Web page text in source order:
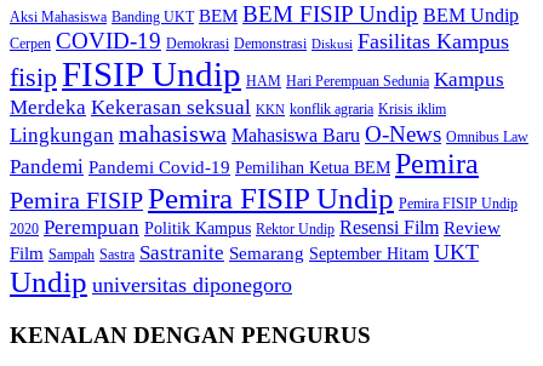
Aksi Mahasiswa Banding UKT BEM BEM FISIP Undip BEM Undip
Cerpen COVID-19 Demokrasi Demonstrasi Diskusi Fasilitas Kampus
fisipFISIP Undip HAM Hari Perempuan Sedunia Kampus
Merdeka Kekerasan seksual KKN konflik agraria Krisis iklim
Lingkungan mahasiswa Mahasiswa Baru O-News Omnibus Law
Pandemi Pandemi Covid-19 Pemilihan Ketua BEM Pemira
Pemira FISIPPemira FISIP Undip Pemira FISIP Undip
2020 Perempuan Politik Kampus Rektor Undip Resensi Film Review
Film Sampah Sastra Sastranite Semarang September Hitam UKT
Undip universitas diponegoro
KENALAN DENGAN PENGURUS